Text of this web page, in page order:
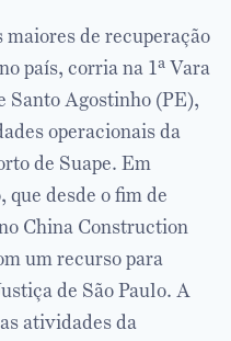
maiores de recuperação
país, corria na 1ª Vara
Santo Agostinho (PE),
operacionais da
de Suape. Em
desde o fim de
China Construction
um recurso para
de São Paulo. A
atividades da